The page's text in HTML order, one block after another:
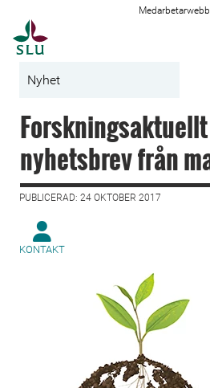
Nyhet
nyhetsbrev från
PUBLICERAD: 24 OKTOBER 2017
KONTAKT